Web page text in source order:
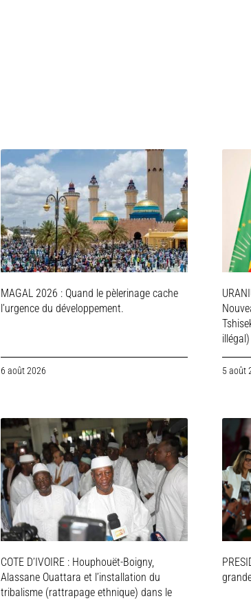
MAGAL 2026 : Quand le pèlerinage cache
l’urgence du développement.
6 août 2026
illégal)
5 août
COTE D’IVOIRE : Houphouët-Boigny,
Alassane Ouattara et l’installation du
tribalisme (rattrapage ethnique) dans le